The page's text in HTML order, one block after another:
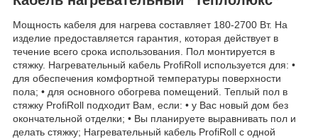
Мощность кабеля для нагрева составляет 180-2700 Вт. На
изделие предоставляется гарантия, которая действует в
течение всего срока использования. Пол монтируется в
стяжку. Нагревательный кабель ProfiRoll используется для: •
для обеспечения комфортной температуры поверхности
пола; • для основного обогрева помещений. Теплый пол в
стяжку ProfiRoll подходит Вам, если: • у Вас новый дом без
окончательной отделки; • Вы планируете выравнивать пол и
делать стяжку; Нагревательный кабель ProfiRoll с одной